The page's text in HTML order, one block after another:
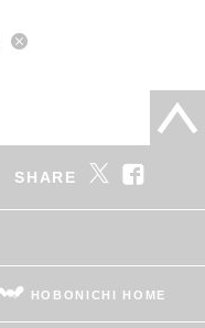
SHARE
HOBONICHI HOME